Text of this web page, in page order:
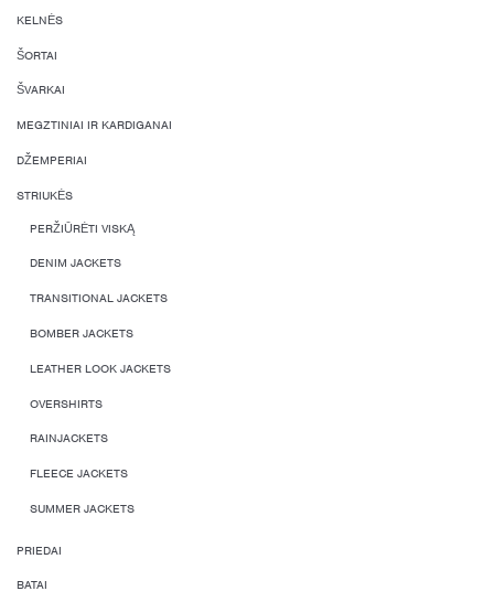
KELNĖS
ŠORTAI
ŠVARKAI
MEGZTINIAI IR KARDIGANAI
DŽEMPERIAI
STRIUKĖS
PERŽIŪRĖTI VISKĄ
DENIM JACKETS
TRANSITIONAL JACKETS
BOMBER JACKETS
LEATHER LOOK JACKETS
OVERSHIRTS
RAINJACKETS
FLEECE JACKETS
SUMMER JACKETS
PRIEDAI
BATAI